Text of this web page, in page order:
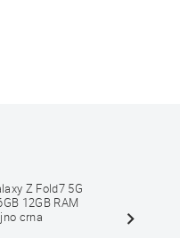
Z Fold7 5G
12GB RAM
crna